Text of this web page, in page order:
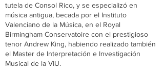
tutela de Consol Rico, y se especializó en
música antigua, becada por el Instituto
Valenciano de la Música, en el Royal
Birmingham Conservatoire con el prestigioso
tenor Andrew King, habiendo realizado también
el Master de Interpretación e Investigación
Musical de la VIU.